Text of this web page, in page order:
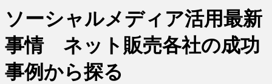
ソーシャルメディア活用最新
事情 ネット販売各社の成功
事例から探る